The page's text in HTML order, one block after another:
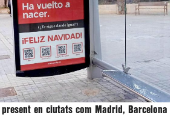
present en ciutats com Madrid, Barcelona